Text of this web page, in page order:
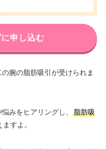
申し込む
腕の脂肪吸引が受けられま
みをヒアリングし、
脂肪吸
すよ。